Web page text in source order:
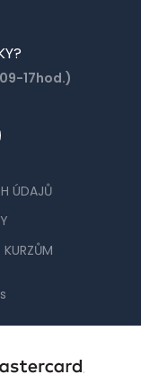
17hod.)
ÚDAJŮ